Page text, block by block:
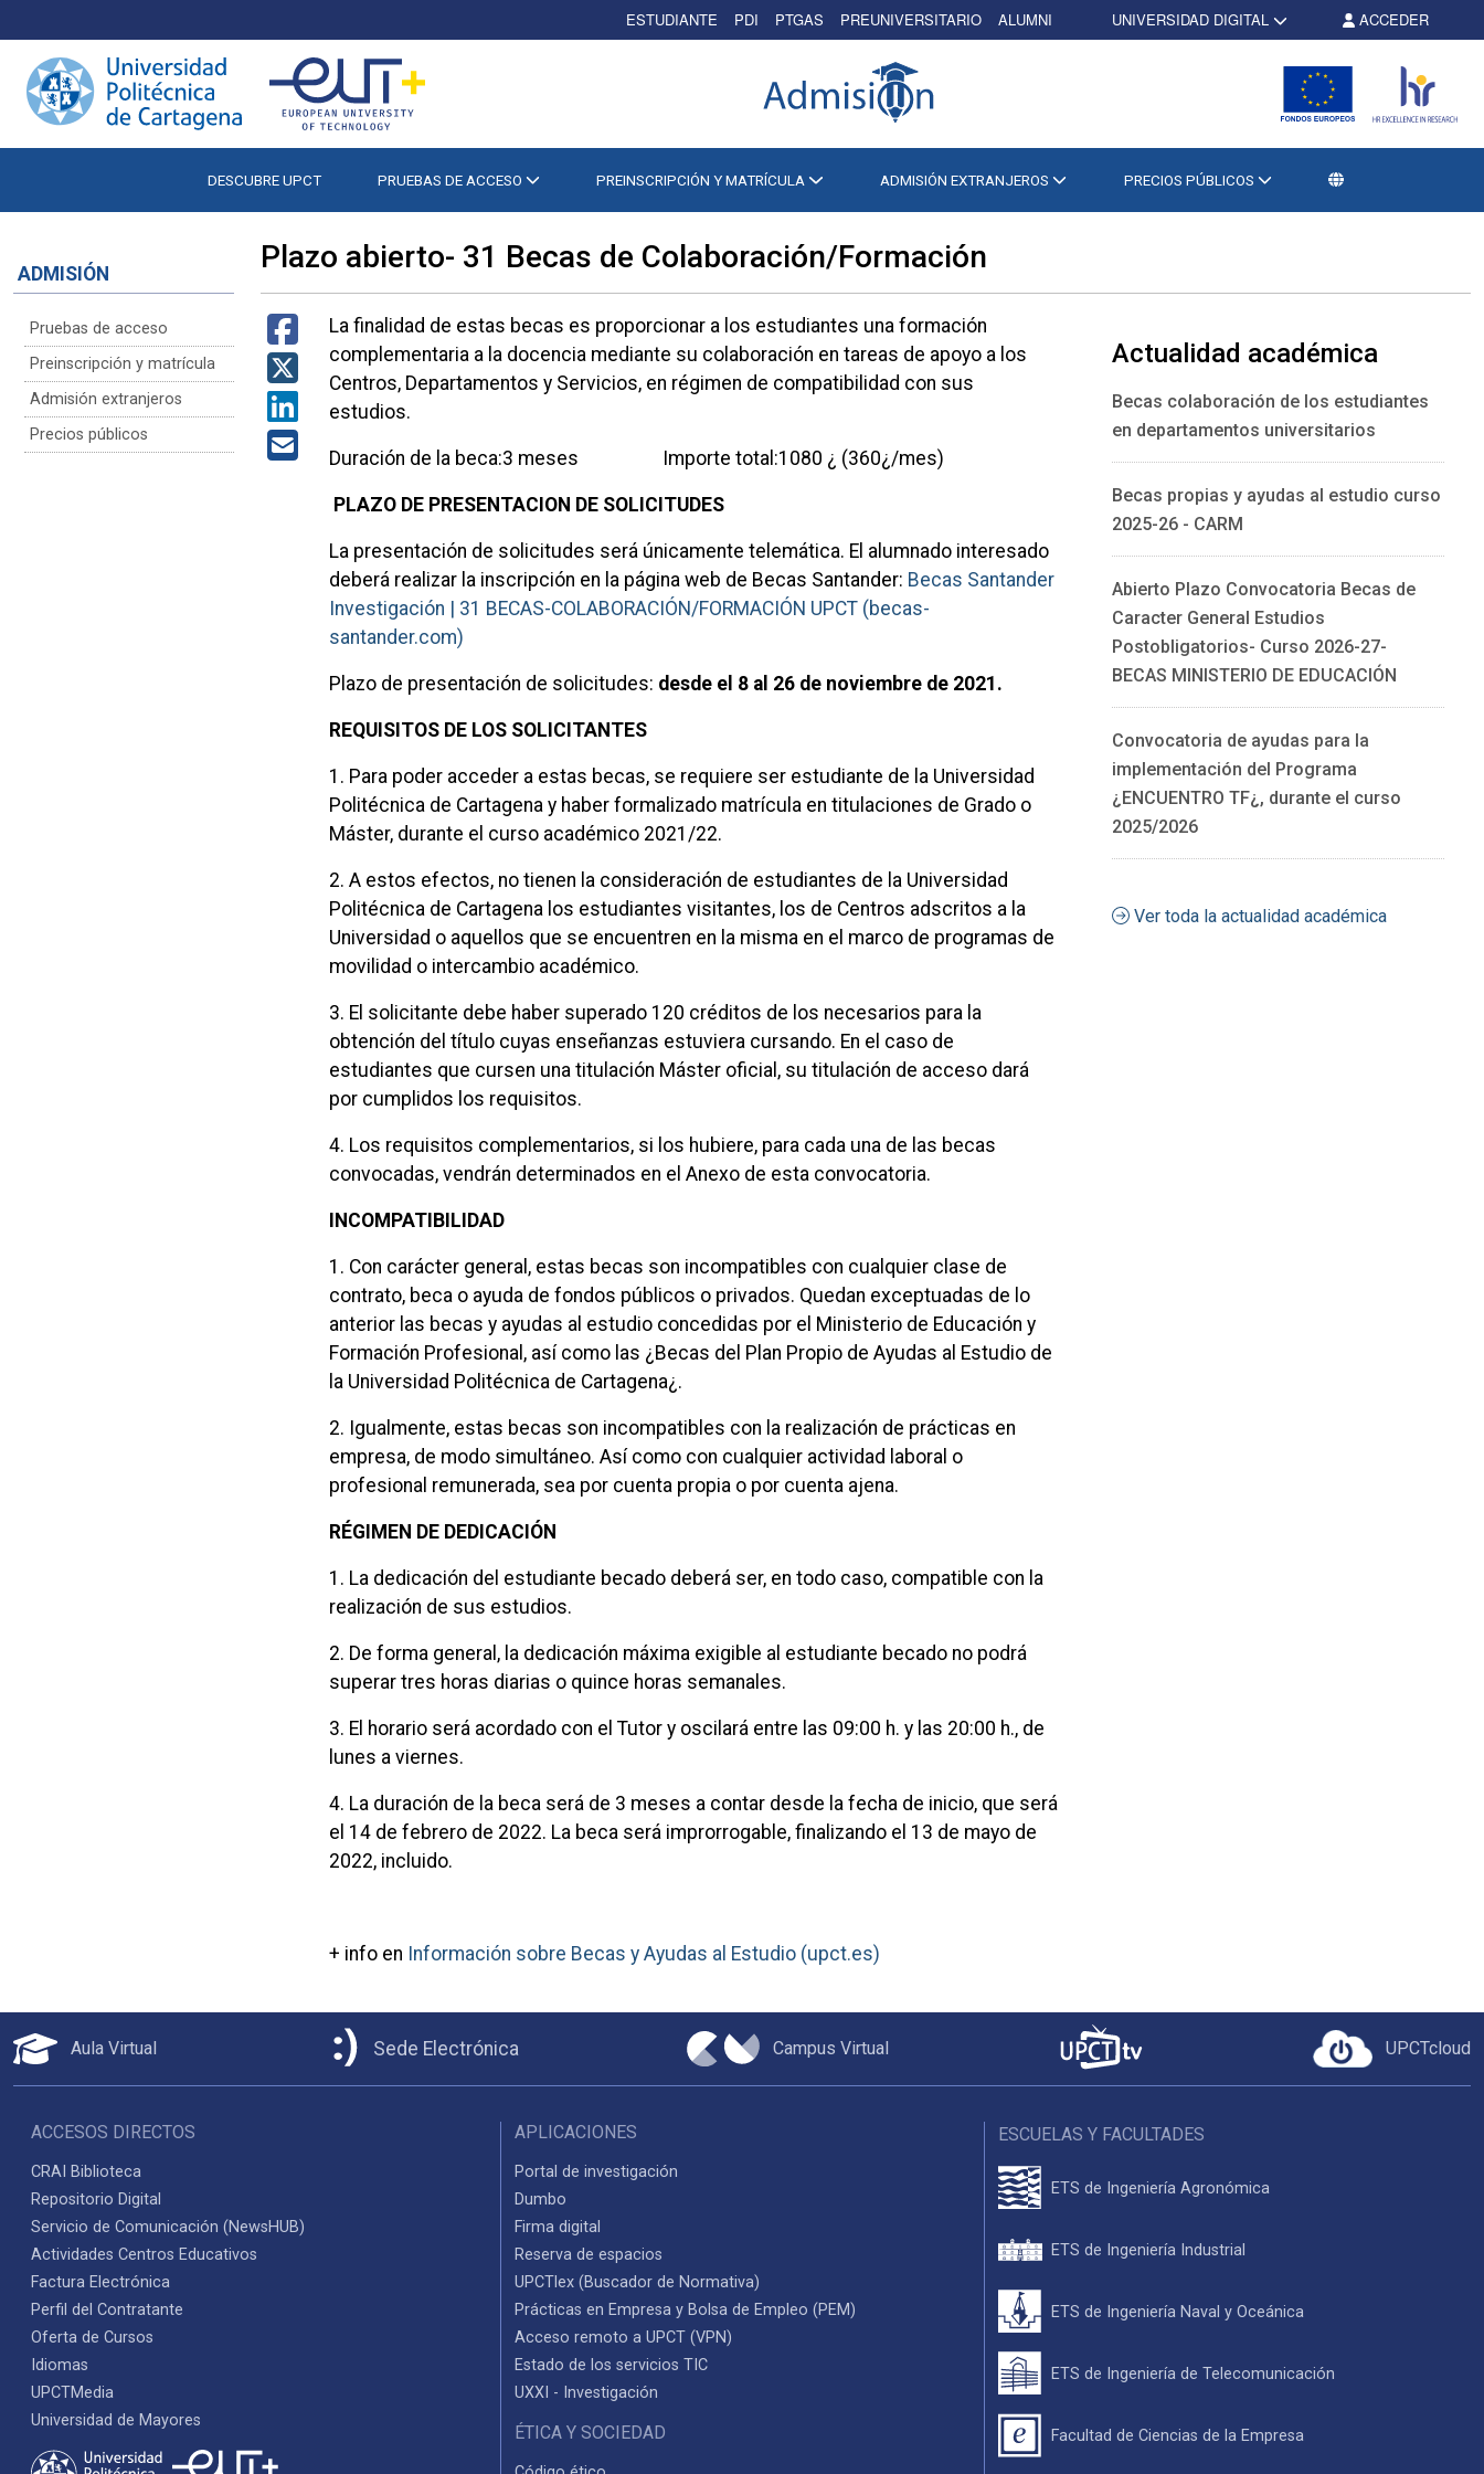
ESTUDIANTE PDI PTGAS PREUNIVERSITARIO ALUMNI UNIVERSIDAD DIGITAL ACCEDER
DESCUBRE UPCT PRUEBAS DE ACCESO PREINSCRIPCIÓN Y MATRÍCULA ADMISIÓN EXTRANJEROS PRECIOS PÚBLICOS
ADMISIÓN
Pruebas de acceso
Preinscripción y matrícula
Admisión extranjeros
Precios públicos
Plazo abierto- 31 Becas de Colaboración/Formación
La finalidad de estas becas es proporcionar a los estudiantes una formación
complementaria a la docencia mediante su colaboración en tareas de apoyo a los
Centros, Departamentos y Servicios, en régimen de compatibilidad con sus
estudios.
Duración de la beca:3 meses Importe total:1080 ¿ (360¿/mes)
PLAZO DE PRESENTACION DE SOLICITUDES
La presentación de solicitudes será únicamente telemática. El alumnado interesado
deberá realizar la inscripción en la página web de Becas Santander: Becas Santander
Investigación | 31 BECAS-COLABORACIÓN/FORMACIÓN UPCT (becas-
santander.com)
Plazo de presentación de solicitudes: desde el 8 al 26 de noviembre de 2021.
REQUISITOS DE LOS SOLICITANTES
1. Para poder acceder a estas becas, se requiere ser estudiante de la Universidad
Politécnica de Cartagena y haber formalizado matrícula en titulaciones de Grado o
Máster, durante el curso académico 2021/22.
2. A estos efectos, no tienen la consideración de estudiantes de la Universidad
Politécnica de Cartagena los estudiantes visitantes, los de Centros adscritos a la
Universidad o aquellos que se encuentren en la misma en el marco de programas de
movilidad o intercambio académico.
3. El solicitante debe haber superado 120 créditos de los necesarios para la
obtención del título cuyas enseñanzas estuviera cursando. En el caso de
estudiantes que cursen una titulación Máster oficial, su titulación de acceso dará
por cumplidos los requisitos.
4. Los requisitos complementarios, si los hubiere, para cada una de las becas
convocadas, vendrán determinados en el Anexo de esta convocatoria.
INCOMPATIBILIDAD
1. Con carácter general, estas becas son incompatibles con cualquier clase de
contrato, beca o ayuda de fondos públicos o privados. Quedan exceptuadas de lo
anterior las becas y ayudas al estudio concedidas por el Ministerio de Educación y
Formación Profesional, así como las ¿Becas del Plan Propio de Ayudas al Estudio de
la Universidad Politécnica de Cartagena¿.
2. Igualmente, estas becas son incompatibles con la realización de prácticas en
empresa, de modo simultáneo. Así como con cualquier actividad laboral o
profesional remunerada, sea por cuenta propia o por cuenta ajena.
RÉGIMEN DE DEDICACIÓN
1. La dedicación del estudiante becado deberá ser, en todo caso, compatible con la
realización de sus estudios.
2. De forma general, la dedicación máxima exigible al estudiante becado no podrá
superar tres horas diarias o quince horas semanales.
3. El horario será acordado con el Tutor y oscilará entre las 09:00 h. y las 20:00 h., de
lunes a viernes.
4. La duración de la beca será de 3 meses a contar desde la fecha de inicio, que será
el 14 de febrero de 2022. La beca será improrrogable, finalizando el 13 de mayo de
2022, incluido.
+ info en Información sobre Becas y Ayudas al Estudio (upct.es)
Actualidad académica
Becas colaboración de los estudiantes
en departamentos universitarios
Becas propias y ayudas al estudio curso
2025-26 - CARM
Abierto Plazo Convocatoria Becas de
Caracter General Estudios
Postobligatorios- Curso 2026-27-
BECAS MINISTERIO DE EDUCACIÓN
Convocatoria de ayudas para la
implementación del Programa
¿ENCUENTRO TF¿, durante el curso
2025/2026
Ver toda la actualidad académica
Aula Virtual Sede Electrónica Campus Virtual UPCTcloud
ACCESOS DIRECTOS
CRAI Biblioteca
Repositorio Digital
Servicio de Comunicación (NewsHUB)
Actividades Centros Educativos
Factura Electrónica
Perfil del Contratante
Oferta de Cursos
Idiomas
UPCTMedia
Universidad de Mayores
APLICACIONES
Portal de investigación
Dumbo
Firma digital
Reserva de espacios
UPCTlex (Buscador de Normativa)
Prácticas en Empresa y Bolsa de Empleo (PEM)
Acceso remoto a UPCT (VPN)
Estado de los servicios TIC
UXXI - Investigación
ÉTICA Y SOCIEDAD
ESCUELAS Y FACULTADES
ETS de Ingeniería Agronómica
ETS de Ingeniería Industrial
ETS de Ingeniería Naval y Oceánica
ETS de Ingeniería de Telecomunicación
Facultad de Ciencias de la Empresa